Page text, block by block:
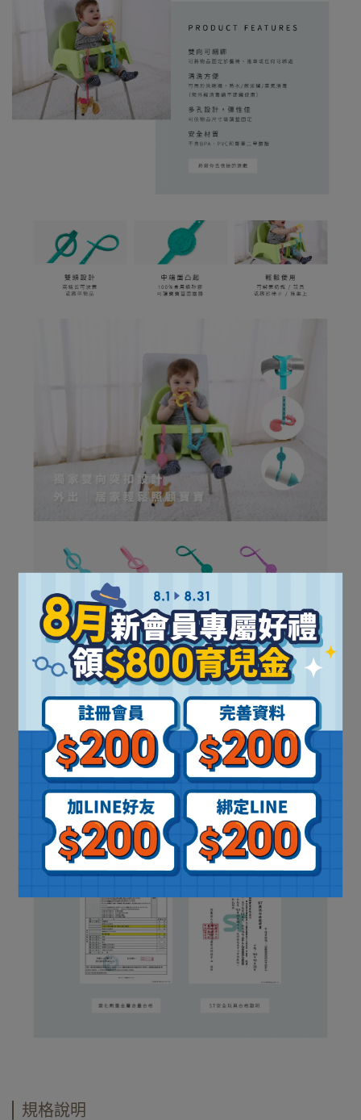
規格說明